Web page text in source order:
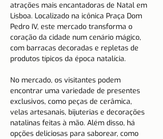
atrações mais encantadoras de Natal em
Lisboa. Localizado na icônica Praça Dom
Pedro IV, este mercado transforma o
coração da cidade num cenário mágico,
com barracas decoradas e repletas de
produtos típicos da época natalícia.
No mercado, os visitantes podem
encontrar uma variedade de presentes
exclusivos, como peças de cerâmica,
velas artesanais, bijuterias e decorações
natalinas feitas à mão. Além disso, há
opções deliciosas para saborear, como